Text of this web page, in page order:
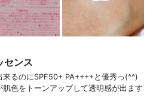
センス
来るのにSPF50+ PA++++と優秀っ(^^)
色をトーンアップして透明感が出ます